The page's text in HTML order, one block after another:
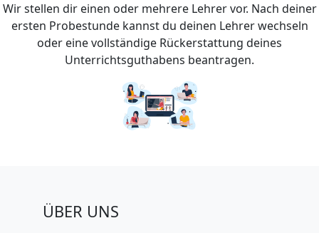
Wir stellen dir einen oder mehrere Lehrer vor. Nach deiner
ersten Probestunde kannst du deinen Lehrer wechseln
oder eine vollständige Rückerstattung deines
Unterrichtsguthabens beantragen.
ÜBER UNS